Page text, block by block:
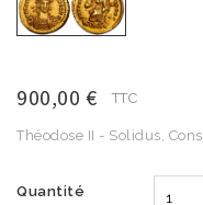
900,00 € TTC
Théodose II - Solidus,
Quantité